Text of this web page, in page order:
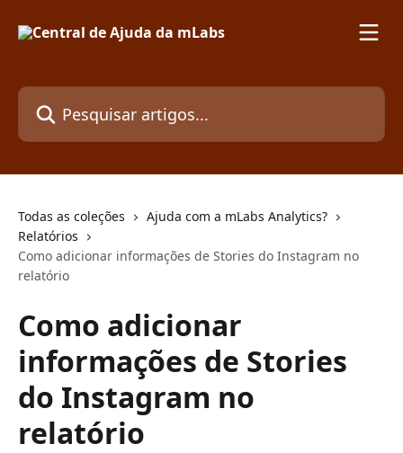
Pesquisar artigos...
Todas as coleções
Ajuda com a mLabs Analytics?
Relatórios
Como adicionar informações de Stories do Instagram no
relatório
Como adicionar
informações de Stories
do Instagram no
relatório